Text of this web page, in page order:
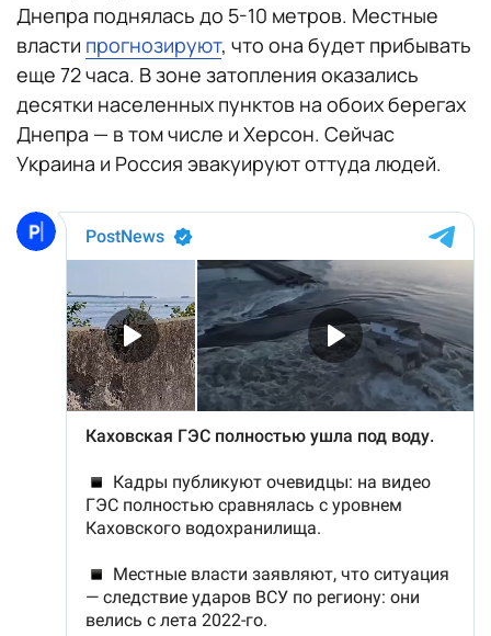
Днепра поднялась до 5-10 метров. Местные
власти прогнозируют, что она будет прибывать
еще 72 часа. В зоне затопления оказались
десятки населенных пунктов на обоих берегах
Днепра — в том числе и Херсон. Сейчас
Украина и Россия эвакуируют оттуда людей.